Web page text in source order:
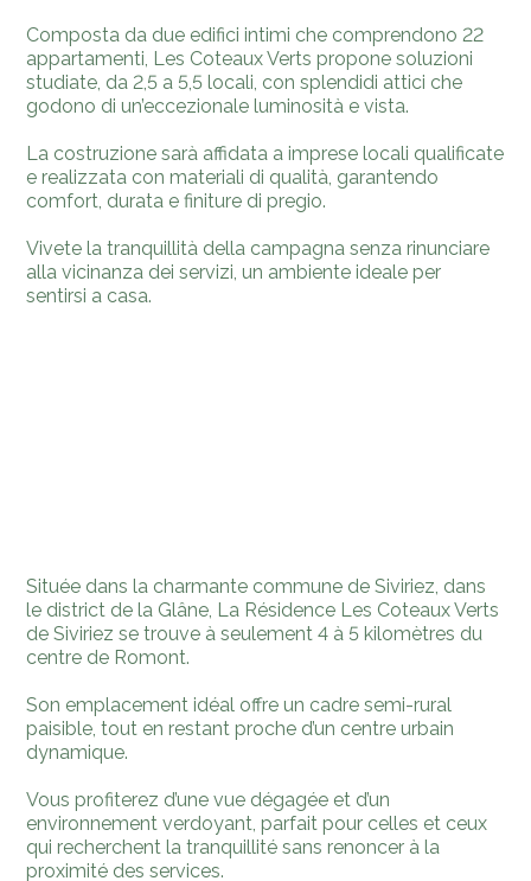
Composta da due edifici intimi che comprendono 22
appartamenti, Les Coteaux Verts propone soluzioni
studiate, da 2,5 a 5,5 locali, con splendidi attici che
godono di un’eccezionale luminosità e vista.
La costruzione sarà affidata a imprese locali qualificate
e realizzata con materiali di qualità, garantendo
comfort, durata e finiture di pregio.
Vivete la tranquillità della campagna senza rinunciare
alla vicinanza dei servizi, un ambiente ideale per
sentirsi a casa.
Située dans la charmante commune de Siviriez, dans
le district de la Glâne, La Résidence Les Coteaux Verts
de Siviriez se trouve à seulement 4 à 5 kilomètres du
centre de Romont.
Son emplacement idéal offre un cadre semi-rural
paisible, tout en restant proche d’un centre urbain
dynamique.
Vous profiterez d’une vue dégagée et d’un
environnement verdoyant, parfait pour celles et ceux
qui recherchent la tranquillité sans renoncer à la
proximité des services.